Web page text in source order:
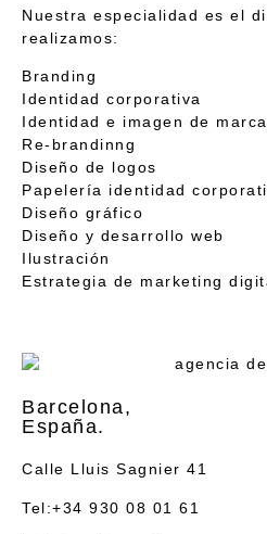
Nuestra especialidad es el
realizamos:
Branding
Identidad corporativa
Identidad e imagen de marca
Re-brandinng
Diseño de logos
Papelería identidad
Diseño gráfico
Diseño y desarrollo web
Ilustración
Estrategia de marketing
Barcelona,
España.
Calle Lluis Sagnier 41
Tel:+34 930 08 01 61